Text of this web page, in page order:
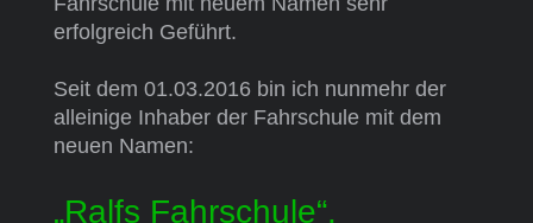
erfolgreich Geführt.
Seit dem 01.03.2016 bin ich nunmehr der
alleinige Inhaber der Fahrschule mit dem
neuen Namen:
„Ralfs Fahrschule“.